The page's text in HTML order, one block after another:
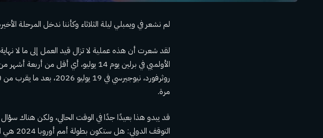
لم نشعر في ويمبلي ليلة الثلاثاء وكأننا ندخل المرحلة
لقد شعرت أن هذه عملية لا تزال قيد العمل إلى ما لا
الأولمبي في برلين يوم 14 يوليو، أي
مرة.
قد يبدو هذا بعيدًا جدًا في الوقت الحالي، ولكن هناك